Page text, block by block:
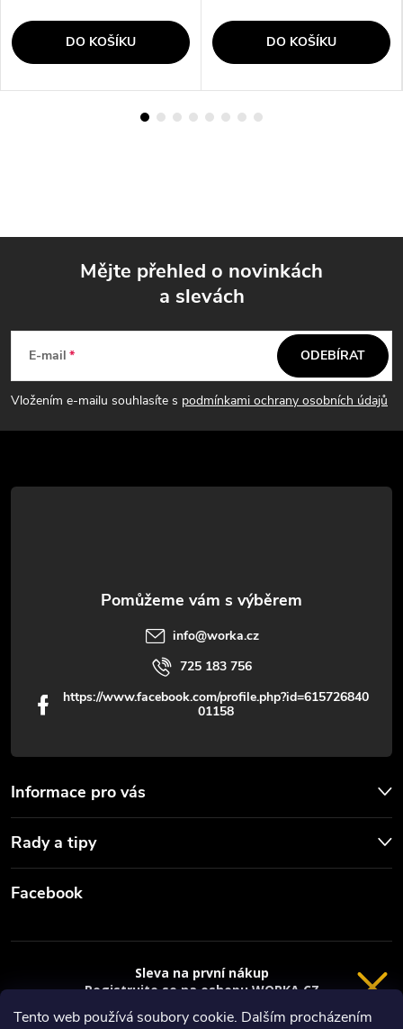
Tento web používá soubory cookie. Dalším procházením
DO KOŠÍKU DO KOŠÍKU
p
a
t
Mějte přehled o novinkách
a slevách
E-mail
Vložením e-mailu souhlasíte s podmínkami ochrany osobních údajů
ODEBÍRAT
Informace pro vás
Rady a tipy
info@worka.cz
725 183 756
https://www.facebook.com/profile.php?id=615726840
01158
Facebook
Sleva na první nákup
Registrujte se na eshopu WORKA.CZ
sleva 100 Kč* na nákup je Vaše.